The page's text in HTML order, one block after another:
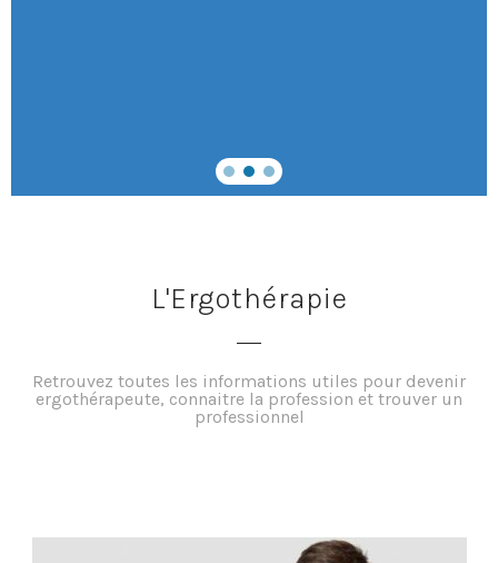
L'Ergothérapie
Retrouvez toutes les informations utiles pour devenir
ergothérapeute, connaitre la profession et trouver un
professionnel